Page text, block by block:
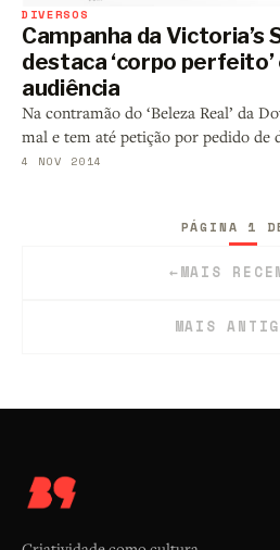
DIVERSOS
Campanha da Victoria’s
destaca ‘corpo
audiência
Na contramão do ‘Beleza Real’ da
mal e tem até petição por pedido de
4 NOV 2014
←MAIS
PÁGINA 1
MAIS